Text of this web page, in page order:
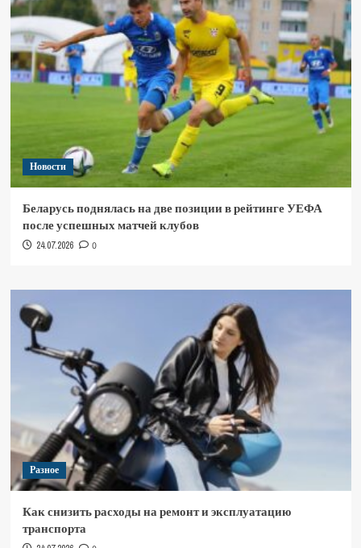
Новости
Беларусь поднялась на две позиции в рейтинге УЕФА
после успешных матчей клубов
24.07.2026 0
Разное
Как снизить расходы на ремонт и эксплуатацию
транспорта